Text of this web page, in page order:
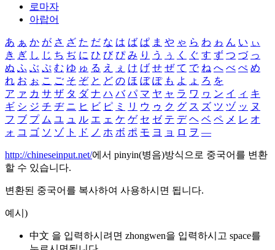
로마자
아랍어
あ ぁ か が さ ざ た だ な は ば ぱ ま や ゃ ら わ ゎ ん い ぃ
き ぎ し じ ち ぢ に ひ び ぴ み り う ぅ く ぐ す ず つ づ っ
ぬ ふ ぶ ぷ む ゆ ゅ る え ぇ け げ せ ぜ て で ね へ べ ぺ め
れ お ぉ こ ご そ ぞ と ど の ほ ぼ ぽ も よ ょ ろ を
ア ァ カ サ ザ タ ダ ナ ハ バ パ マ ヤ ャ ラ ワ ヮ ン イ ィ キ
ギ シ ジ チ ヂ ニ ヒ ビ ピ ミ リ ウ ゥ ク グ ス ズ ツ ヅ ッ ヌ
フ ブ プ ム ユ ュ ル エ ェ ケ ゲ セ ゼ テ デ ヘ ベ ペ メ レ オ
ォ コ ゴ ソ ゾ ト ド ノ ホ ボ ポ モ ヨ ョ ロ ヲ ―
http://chineseinput.net/에서 pinyin(병음)방식으로 중국어를 변환
할 수 있습니다.
변환된 중국어를 복사하여 사용하시면 됩니다.
예시)
中文 을 입력하시려면 zhongwen을 입력하시고 space를